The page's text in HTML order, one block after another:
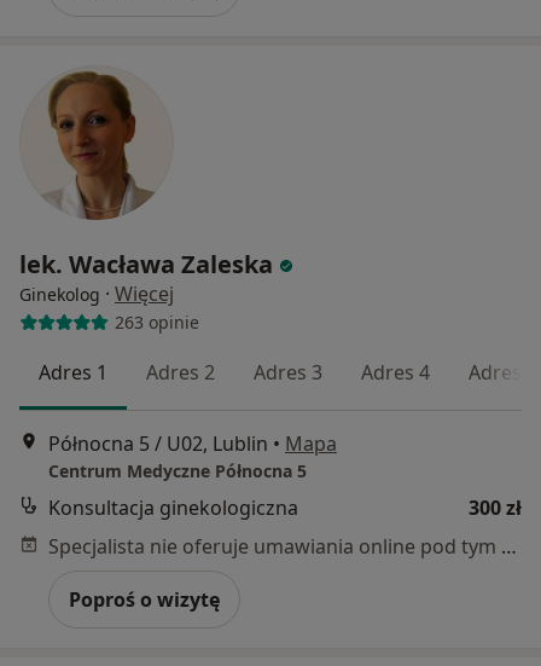
lek. Wacława Zaleska
Ginekolog · Więcej
263 opinie
Adres 1 Adres 2 Adres 3 Adres 4 Adres 5
Północna 5 / U02, Lublin • Mapa
Centrum Medyczne Północna 5
Konsultacja ginekologiczna
300 zł
Specjalista nie oferuje umawiania online pod tym adresem.
Poproś o wizytę